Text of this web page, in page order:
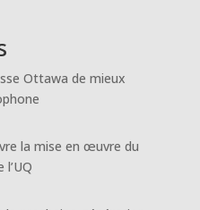
Ottawa de mieux
la mise en œuvre du